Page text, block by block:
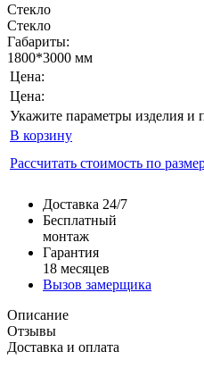
Стекло
Стекло
Габариты:
1800*3000 мм
Цена:
Цена:
Укажите параметры изделия и
В корзину
Рассчитать стоимость по
Доставка 24/7
Бесплатный
монтаж
Гарантия
18 месяцев
Вызов замерщика
Описание
Отзывы
Доставка и оплата